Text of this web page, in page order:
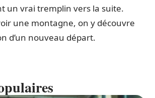
un vrai tremplin vers la suite.
une montagne, on y découvre
d’un nouveau départ.